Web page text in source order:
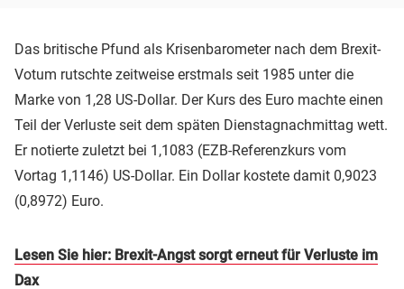
Das britische Pfund als Krisenbarometer nach dem Brexit-
Votum rutschte zeitweise erstmals seit 1985 unter die
Marke von 1,28 US-Dollar. Der Kurs des Euro machte einen
Teil der Verluste seit dem späten Dienstagnachmittag wett.
Er notierte zuletzt bei 1,1083 (EZB-Referenzkurs vom
Vortag 1,1146) US-Dollar. Ein Dollar kostete damit 0,9023
(0,8972) Euro.
Lesen Sie hier: Brexit-Angst sorgt erneut für Verluste im
Dax